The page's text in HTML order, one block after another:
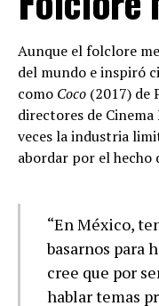
Aunque el folclore
del mundo e inspiró
como Coco (2017) de
directores de
veces la industria
abordar por el hecho
“En México,
basarnos para
cree que por
hablar temas